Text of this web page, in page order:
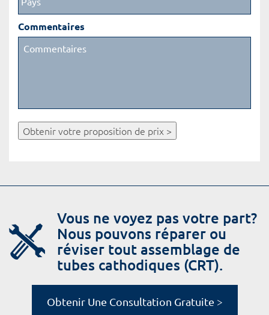
Commentaires
Obtenir votre proposition de prix >
Vous ne voyez pas votre part?
Nous pouvons réparer ou
réviser tout assemblage de
tubes cathodiques (CRT).
Obtenir Une Consultation Gratuite >